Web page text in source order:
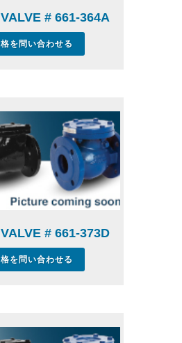
# 661-364A
を問い合わせる
# 661-373D
を問い合わせる